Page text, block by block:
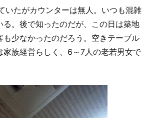
いたがカウンターは無人。いつも混雑
。後で知ったのだが、この日は築地
少なかったのだろう。空きテーブル
族経営らしく、6～7人の老若男女で